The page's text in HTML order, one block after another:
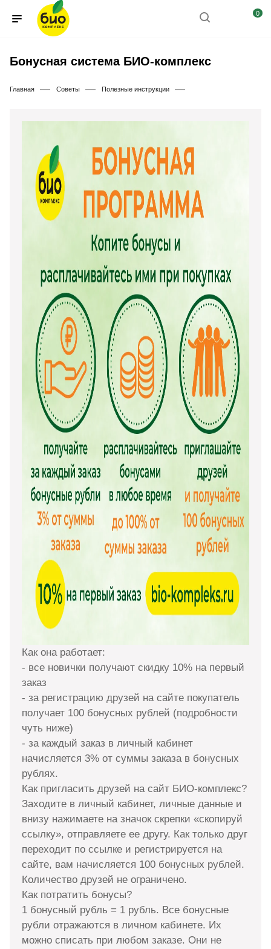
0
Бонусная система БИО-комплекс
Главная — Советы — Полезные инструкции —
Как она работает:
- все новички получают скидку 10% на первый
заказ
- за регистрацию друзей на сайте покупатель
получает 100 бонусных рублей (подробности
чуть ниже)
- за каждый заказ в личный кабинет
начисляется 3% от суммы заказа в бонусных
рублях.
Как пригласить друзей на сайт БИО-комплекс?
Заходите в личный кабинет, личные данные и
внизу нажимаете на значок скрепки «скопируй
ссылку», отправляете ее другу. Как только друг
переходит по ссылке и регистрируется на
сайте, вам начисляется 100 бонусных рублей.
Количество друзей не ограничено.
Как потратить бонусы?
1 бонусный рубль = 1 рубль. Все бонусные
рубли отражаются в личном кабинете. Их
можно списать при любом заказе. Они не